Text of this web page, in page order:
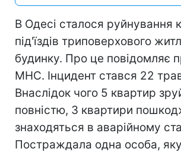
В Одесі сталося руйнування
під'їздів триповерхового
будинку. Про це повідомляє
МНС. Інцидент стався 22
Внаслідок чого 5 квартир
повністю, 3 квартири
знаходяться в аварійному
Постраждала одна особа,